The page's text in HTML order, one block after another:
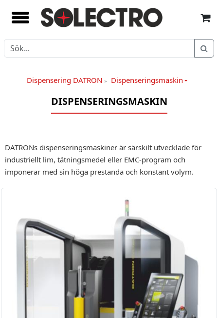
Dispensering DATRON» Dispenseringsmaskin
DISPENSERINGSMASKIN
DATRONs dispenseringsmaskiner är särskilt utvecklade för
industriellt lim, tätningsmedel eller EMC-program och
imponerar med sin höga prestanda och konstant volym.